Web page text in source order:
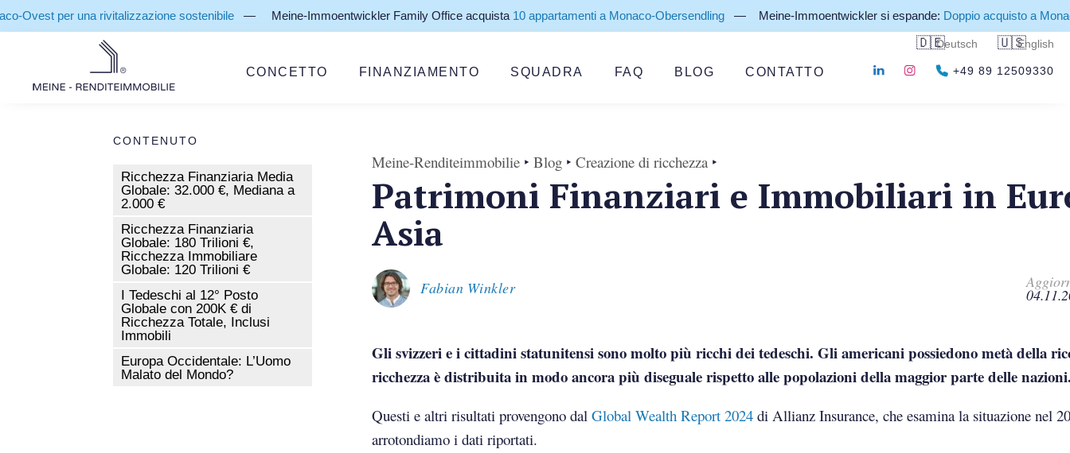
Deutsch English
per una rivitalizzazione sostenibile— Meine-Immoentwickler Family Office acquista10 appartamenti a Monaco-Obersendling— Meine-Immoentwickler si espande:Doppio acquisto a Monaco e
CONCETTO FINANZIAMENTO SQUADRA FAQ BLOG CONTATTO +49 89 12509330
CONTENUTO
Ricchezza Finanziaria Media
Globale: 32.000 €, Mediana a
2.000 €
Ricchezza Finanziaria
Globale: 180 Trilioni €,
Ricchezza Immobiliare
Globale: 120 Trilioni €
I Tedeschi al 12° Posto
Globale con 200K € di
Ricchezza Totale, Inclusi
Immobili
Europa Occidentale: L’Uomo
Malato del Mondo?
Meine-Renditeimmobilie ‣ Blog ‣ Creazione di ricchezza ‣
Patrimoni Finanziari e Immobiliari in
Asia
Fabian Winkler
Gli svizzeri e i cittadini statunitensi sono molto più ricchi dei tedeschi. Gli americani possiedono metà della
ricchezza è distribuita in modo ancora più diseguale rispetto alle popolazioni della maggior parte delle
Questi e altri risultati provengono dal Global Wealth Report 2024 di Allianz Insurance, che esamina la situazione nel
arrotondiamo i dati riportati.